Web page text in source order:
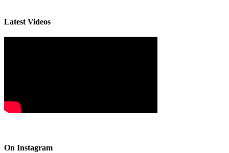
Latest Videos
On Instagram